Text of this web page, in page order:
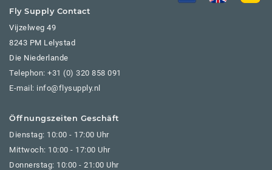
Fly Supply Contact
Vijzelweg 49
8243 PM Lelystad
Die Niederlande
Telephon: +31 (0) 320 858 091
E-mail: info@flysupply.nl
Öffnungszeiten Geschäft
Dienstag: 10:00 - 17:00 Uhr
Mittwoch: 10:00 - 17:00 Uhr
Donnerstag: 10:00 - 21:00 Uhr